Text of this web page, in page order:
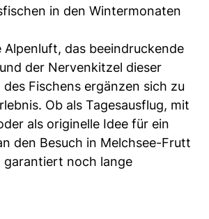
in den Wintermonaten
Alpenluft, das beeindruckende
der Nervenkitzel dieser
Fischens ergänzen sich zu
Ob als Tagesausflug, mit
als originelle Idee für ein
den Besuch in Melchsee-Frutt
garantiert noch lange